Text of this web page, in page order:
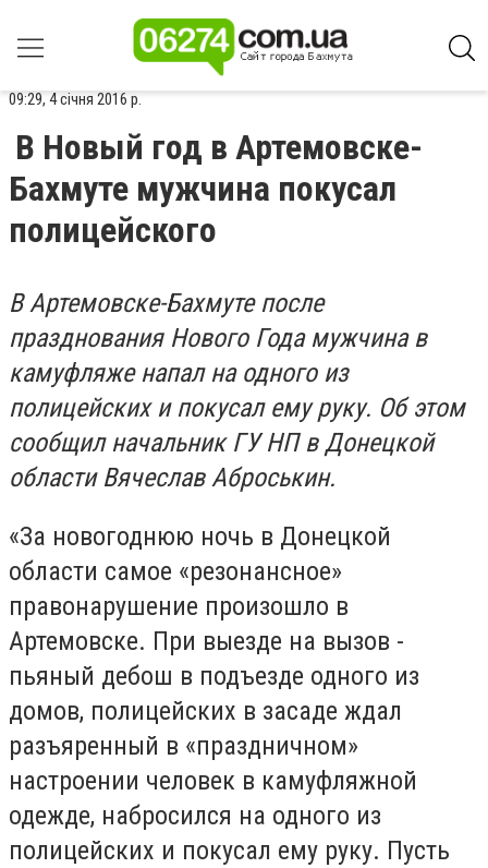
09:29, 4 січня 2016 р.
В Новый год в Артемовске-
Бахмуте мужчина покусал
полицейского
В Артемовске-Бахмуте после
празднования Нового Года мужчина в
камуфляже напал на одного из
полицейских и покусал ему руку. Об этом
сообщил начальник ГУ НП в Донецкой
области Вячеслав Аброськин.
«За новогоднюю ночь в Донецкой
области самое «резонансное»
правонарушение произошло в
Артемовске. При выезде на вызов -
пьяный дебош в подъезде одного из
домов, полицейских в засаде ждал
разъяренный в «праздничном»
настроении человек в камуфляжной
одежде, набросился на одного из
полицейских и покусал ему руку. Пусть